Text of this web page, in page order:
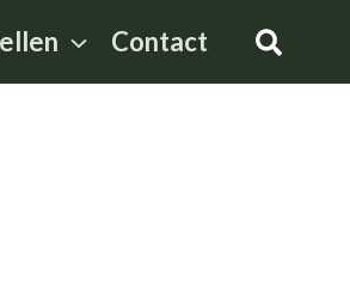
Contact